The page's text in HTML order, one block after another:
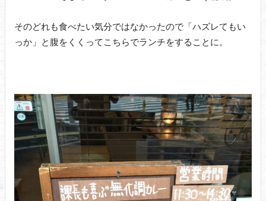
そのどれも食べたい気分ではなかったので「ハズレてもい
っか」と腹をくくってこちらでランチをすることに。